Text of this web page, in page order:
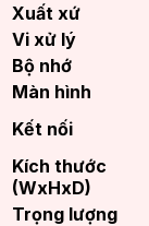
Xuất xứ
Vi xử lý
Bộ nhớ
Màn hình
Kết nối
Kích thước
(WxHxD)
Trọng lượng